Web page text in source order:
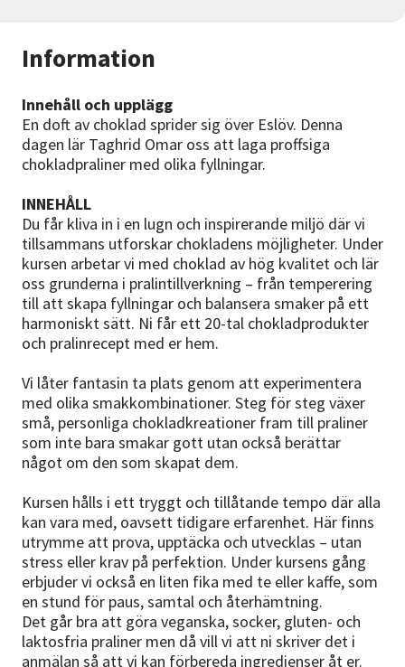
Information
Innehåll och upplägg
En doft av choklad sprider sig över Eslöv. Denna
dagen lär Taghrid Omar oss att laga proffsiga
chokladpraliner med olika fyllningar.
INNEHÅLL
Du får kliva in i en lugn och inspirerande miljö där vi
tillsammans utforskar chokladens möjligheter. Under
kursen arbetar vi med choklad av hög kvalitet och lär
oss grunderna i pralintillverkning – från temperering
till att skapa fyllningar och balansera smaker på ett
harmoniskt sätt. Ni får ett 20-tal chokladprodukter
och pralinrecept med er hem.
Vi låter fantasin ta plats genom att experimentera
med olika smakkombinationer. Steg för steg växer
små, personliga chokladkreationer fram till praliner
som inte bara smakar gott utan också berättar
något om den som skapat dem.
Kursen hålls i ett tryggt och tillåtande tempo där alla
kan vara med, oavsett tidigare erfarenhet. Här finns
utrymme att prova, upptäcka och utvecklas – utan
stress eller krav på perfektion. Under kursens gång
erbjuder vi också en liten fika med te eller kaffe, som
en stund för paus, samtal och återhämtning.
Det går bra att göra veganska, socker, gluten- och
laktosfria praliner men då vill vi att ni skriver det i
anmälan så att vi kan förbereda ingredienser åt er.